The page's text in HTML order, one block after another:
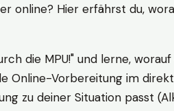
online? Hier erfährst du,
die MPU!" und lerne,
Online-Vorbereitung im
zu deiner Situation passt